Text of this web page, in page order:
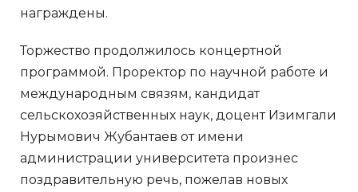
награждены.
Торжество продолжилось концертной
программой. Проректор по научной работе и
международным связям, кандидат
сельскохозяйственных наук, доцент Изимгали
Нурымович Жубантаев от имени
администрации университета произнес
поздравительную речь, пожелав новых